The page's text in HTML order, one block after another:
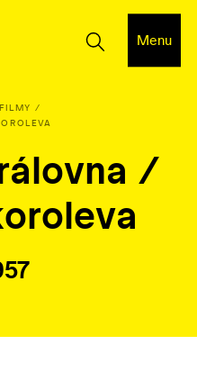
Menu
FILMY
/